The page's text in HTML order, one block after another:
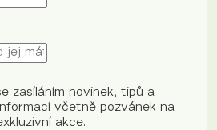
zasíláním novinek, tipů a
včetně pozvánek na
akce.